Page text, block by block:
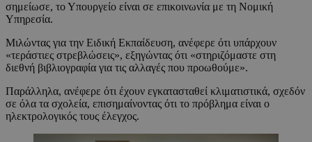
σημείωσε, το Υπουργείο είναι σε επικοινωνία με τη Νομική
Υπηρεσία.
Μιλώντας για την Ειδική Εκπαίδευση, ανέφερε ότι υπάρχουν
«τεράστιες στρεβλώσεις», εξηγώντας ότι «στηριζόμαστε στη
διεθνή βιβλιογραφία για τις αλλαγές που προωθούμε».
Παράλληλα, ανέφερε ότι έχουν εγκατασταθεί κλιματιστικά, σχεδόν
σε όλα τα σχολεία, επισημαίνοντας ότι το πρόβλημα είναι ο
ηλεκτρολογικός τους έλεγχος.